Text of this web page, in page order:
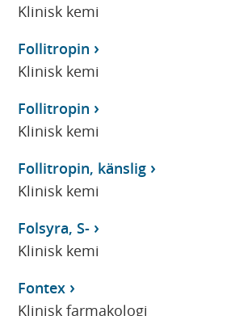
Klinisk kemi
Follitropin
Klinisk kemi
Follitropin
Klinisk kemi
Follitropin, känslig
Klinisk kemi
Folsyra, S-
Klinisk kemi
Fontex
Klinisk farmakologi